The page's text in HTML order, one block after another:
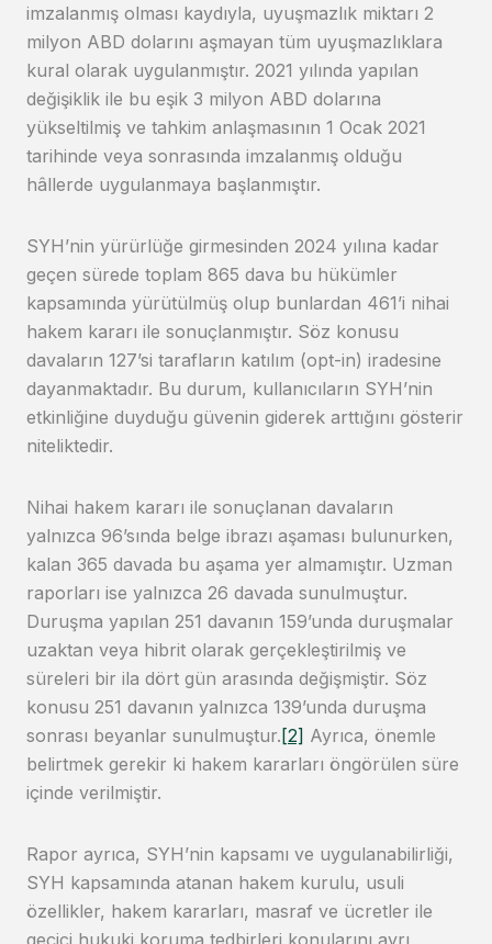
imzalanmış olması kaydıyla, uyuşmazlık miktarı 2
milyon ABD dolarını aşmayan tüm uyuşmazlıklara
kural olarak uygulanmıştır. 2021 yılında yapılan
değişiklik ile bu eşik 3 milyon ABD dolarına
yükseltilmiş ve tahkim anlaşmasının 1 Ocak 2021
tarihinde veya sonrasında imzalanmış olduğu
hâllerde uygulanmaya başlanmıştır.
SYH’nin yürürlüğe girmesinden 2024 yılına kadar
geçen sürede toplam 865 dava bu hükümler
kapsamında yürütülmüş olup bunlardan 461’i nihai
hakem kararı ile sonuçlanmıştır. Söz konusu
davaların 127’si tarafların katılım (opt-in) iradesine
dayanmaktadır. Bu durum, kullanıcıların SYH’nin
etkinliğine duyduğu güvenin giderek arttığını gösterir
niteliktedir.
Nihai hakem kararı ile sonuçlanan davaların
yalnızca 96’sında belge ibrazı aşaması bulunurken,
kalan 365 davada bu aşama yer almamıştır. Uzman
raporları ise yalnızca 26 davada sunulmuştur.
Duruşma yapılan 251 davanın 159’unda duruşmalar
uzaktan veya hibrit olarak gerçekleştirilmiş ve
süreleri bir ila dört gün arasında değişmiştir. Söz
konusu 251 davanın yalnızca 139’unda duruşma
sonrası beyanlar sunulmuştur.[2] Ayrıca, önemle
belirtmek gerekir ki hakem kararları öngörülen süre
içinde verilmiştir.
Rapor ayrıca, SYH’nin kapsamı ve uygulanabilirliği,
SYH kapsamında atanan hakem kurulu, usuli
özellikler, hakem kararları, masraf ve ücretler ile
geçici hukuki koruma tedbirleri konularını ayrı